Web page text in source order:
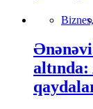
Biznes,